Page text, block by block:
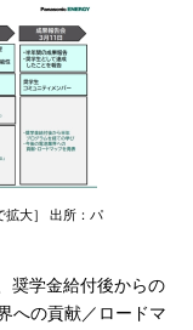
拡大］ 出所：パ
奨学金給付後からの
への貢献／ロードマ